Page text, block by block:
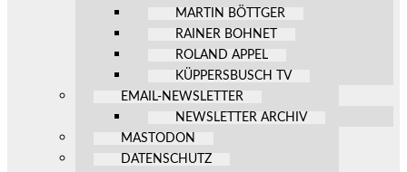
MARTIN BÖTTGER
RAINER BOHNET
ROLAND APPEL
KÜPPERSBUSCH TV
EMAIL-NEWSLETTER
NEWSLETTER ARCHIV
MASTODON
DATENSCHUTZ